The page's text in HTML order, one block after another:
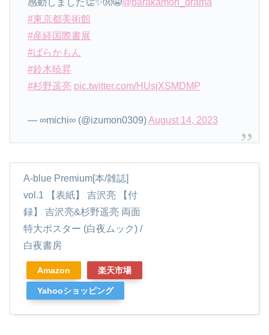
感動しました👏✨👐😭@barakamon_drama
#東京都美術館
#産経国際書展
#ばらかもん
#鈴木暁昇
#杉野遥亮 pic.twitter.com/HUsjXSMDMP
— ∞michi∞ (@izumon0309)August 14, 2023
A-blue Premium[本/雑誌]
vol.1 【表紙】 吉沢亮 【付
録】 吉沢亮&杉野遥亮 両面
特大ポスター (白夜ムック) /
白夜書房
Amazon 楽天市場
Yahooショッピング